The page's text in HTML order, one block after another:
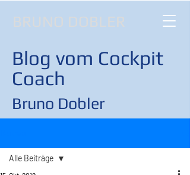
BRUNO DOBLER
Blog vom Cockpit
Coach
Bruno Dobler
Alle Beiträge